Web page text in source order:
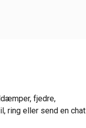
fjedre,
ring eller send en chat